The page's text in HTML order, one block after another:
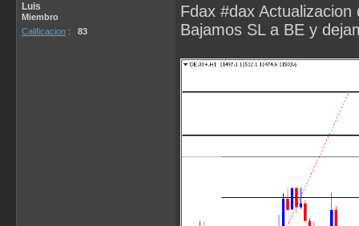
Luis
Miembro
Calificacion : 83
Fdax #dax
Bajamos SL a BE y